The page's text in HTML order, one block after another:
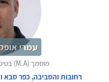
עמרי אופק
מוסמך (M.A) בטיפול באמצעות אמנויות
רחובות והסביבה, כפר סבא